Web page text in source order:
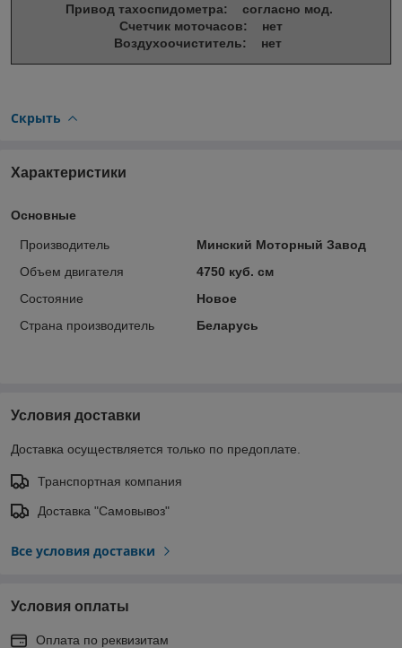
Привод тахоспидометра: согласно мод.
Счетчик моточасов: нет
Воздухоочиститель: нет
Скрыть
Характеристики
Основные
Производитель
Минский Моторный Завод
Объем двигателя
4750 куб. см
Состояние
Новое
Страна производитель
Беларусь
Условия доставки
Доставка осуществляется только по предоплате.
Транспортная компания
Доставка "Самовывоз"
Все условия доставки
Условия оплаты
Оплата по реквизитам